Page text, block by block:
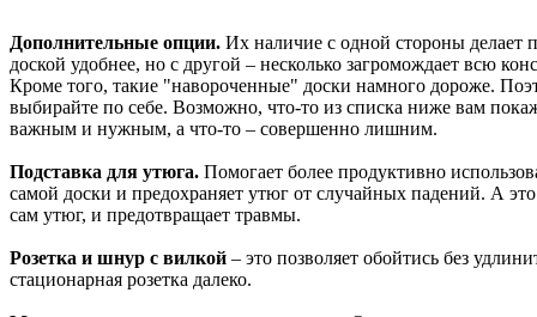
Дополнительные опции. Их наличие с одной стороны делает
доской удобнее, но с другой – несколько загромождает всю
Кроме того, такие "навороченные" доски намного дороже.
выбирайте по себе. Возможно, что-то из списка ниже вам
важным и нужным, а что-то – совершенно лишним.
Подставка для утюга. Помогает более продуктивно
самой доски и предохраняет утюг от случайных падений. А это
сам утюг, и предотвращает травмы.
Розетка и шнур с вилкой – это позволяет обойтись без
стационарная розетка далеко.